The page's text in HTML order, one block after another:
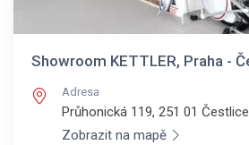
Showroom KETTLER, Praha -
Adresa
Průhonická 119, 251 01 Čestlice
Zobrazit na mapě